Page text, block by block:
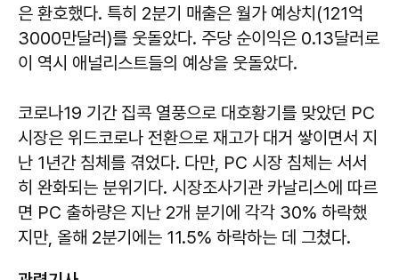
은 환호했다. 특히 2분기 매출은 월가 예상치(121억
3000만달러)를 웃돌았다. 주당 순이익은 0.13달러로
이 역시 애널리스트들의 예상을 웃돌았다.
코로나19 기간 집콕 열풍으로 대호황기를 맞았던 PC
시장은 위드코로나 전환으로 재고가 대거 쌓이면서 지
난 1년간 침체를 겪었다. 다만, PC 시장 침체는 서서
히 완화되는 분위기다. 시장조사기관 카날리스에 따르
면 PC 출하량은 지난 2개 분기에 각각 30% 하락했
지만, 올해 2분기에는 11.5% 하락하는 데 그쳤다.